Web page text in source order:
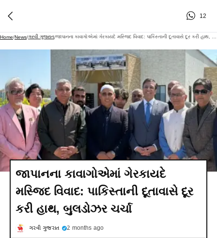
12
Home/News/ગરવી ગુજરાત/
જાપાનના કાવાગોએમાં ગેરકાયદે
મસ્જિદ વિવાદ: પાકિસ્તાની દૂતાવાસે દૂર
કરી હાથ, બુલડોઝર ચર્ચા
ગરવી ગુજરાત 2 months ago